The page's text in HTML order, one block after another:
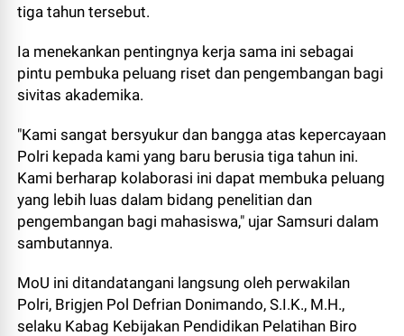
tiga tahun tersebut.
Ia menekankan pentingnya kerja sama ini sebagai
pintu pembuka peluang riset dan pengembangan bagi
sivitas akademika.
"Kami sangat bersyukur dan bangga atas kepercayaan
Polri kepada kami yang baru berusia tiga tahun ini.
Kami berharap kolaborasi ini dapat membuka peluang
yang lebih luas dalam bidang penelitian dan
pengembangan bagi mahasiswa," ujar Samsuri dalam
sambutannya.
MoU ini ditandatangani langsung oleh perwakilan
Polri, Brigjen Pol Defrian Donimando, S.I.K., M.H.,
selaku Kabag Kebijakan Pendidikan Pelatihan Biro